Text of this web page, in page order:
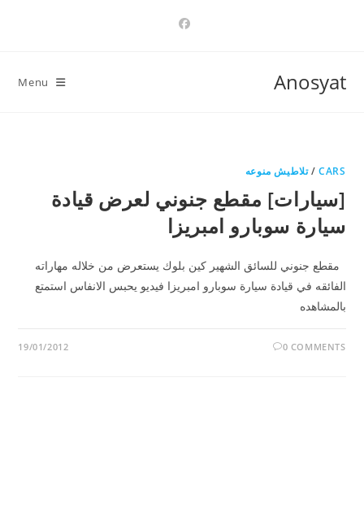
Anosyat
Menu
CARS
/تلاطيش منوعه
[سيارات] مقطع جنوني لعرض قيادة
سيارة سوبارو امبريزا
مقطع جنوني للسائق الشهير كين بلوك يستعرض من خلاله مهاراته
الفائقه في قيادة سيارة سوبارو امبريزا فيديو يحبس الانفاس استمتع
بالمشاهده
0 COMMENTS
19/01/2012